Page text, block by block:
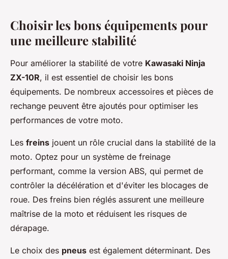
Choisir les bons équipements pour
une meilleure stabilité
Pour améliorer la stabilité de votre Kawasaki Ninja
ZX-10R, il est essentiel de choisir les bons
équipements. De nombreux accessoires et pièces de
rechange peuvent être ajoutés pour optimiser les
performances de votre moto.
Les freins jouent un rôle crucial dans la stabilité de la
moto. Optez pour un système de freinage
performant, comme la version ABS, qui permet de
contrôler la décélération et d'éviter les blocages de
roue. Des freins bien réglés assurent une meilleure
maîtrise de la moto et réduisent les risques de
dérapage.
Le choix des pneus est également déterminant. Des